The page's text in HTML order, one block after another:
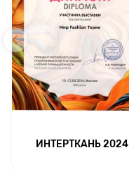
ИНТЕРТКАНЬ 2024